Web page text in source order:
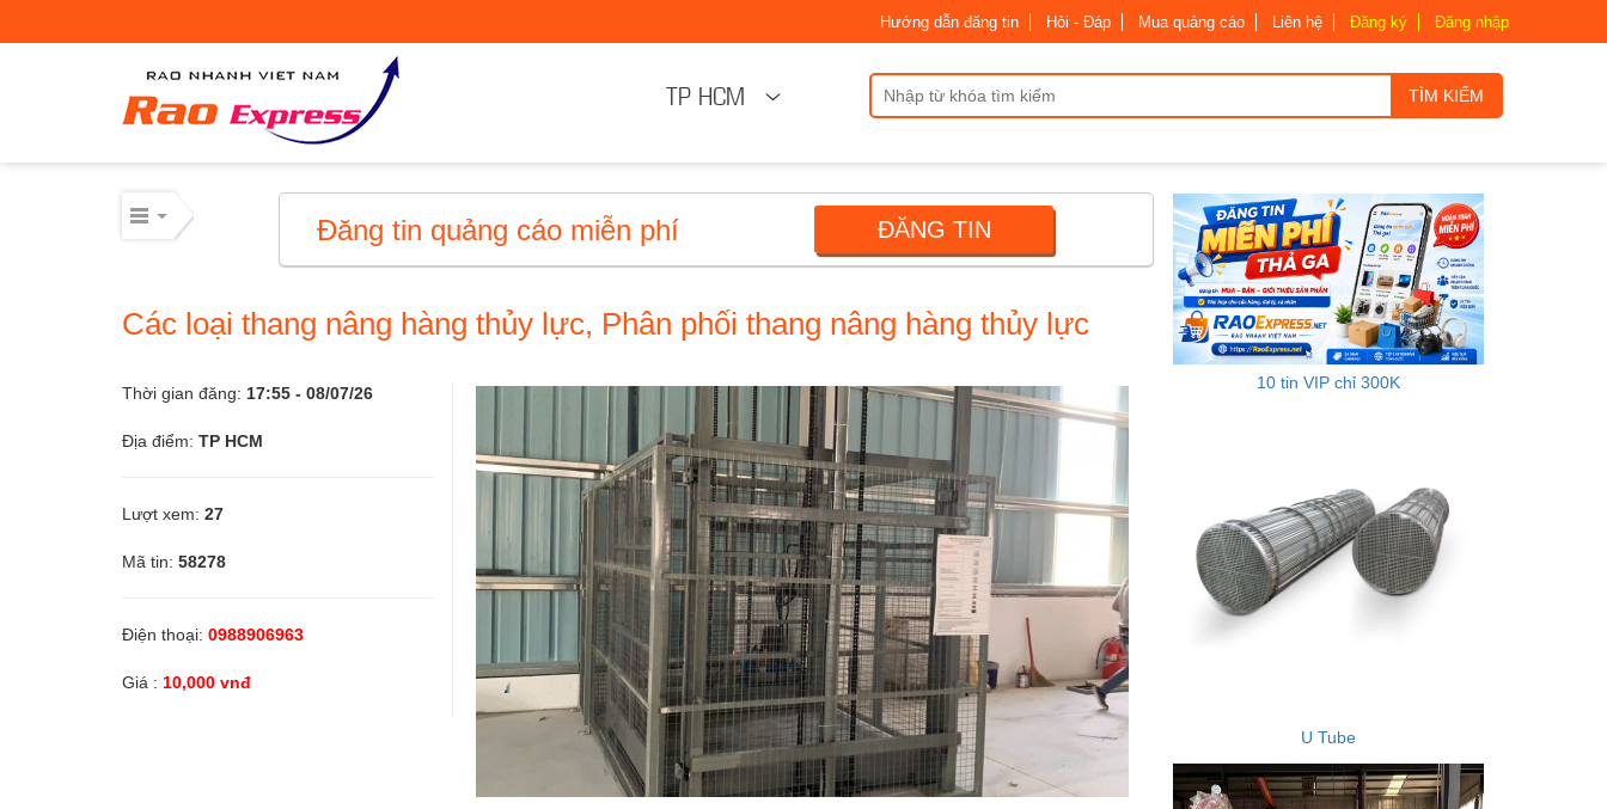
Thiết bị công nghiệp
Mua bán thiết bị cơ giới
Mua bán - Cho thuê xe cơ giới
Hướng dẫn đăng tin Hỏi - Đáp Mua quảng cáo Liên hệ Đăng ký Đăng nhập
TP HCM TÌM KIẾM
Đăng tin quảng cáo miễn phí ĐĂNG TIN
Các loại thang nâng hàng thủy lực, Phân phối thang nâng hàng thủy lực
Thời gian đăng: 17:55 - 08/07/26
Địa điểm: TP HCM
Lượt xem: 27
Mã tin: 58278
Điện thoại: 0988906963
Giá : 10,000 vnđ
10 tin VIP chỉ 300K
U Tube